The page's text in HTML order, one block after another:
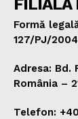
FILIALA
Formă
127/PJ/2004
Adresa: Bd.
România –
Telefon: